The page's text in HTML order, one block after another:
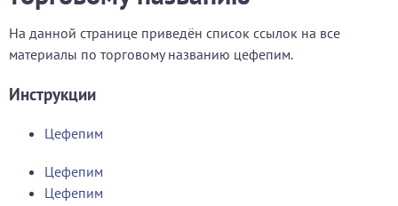
На данной странице приведён список ссылок на все
материалы по торговому названию цефепим.
Инструкции
Цефепим
Цефепим
Цефепим